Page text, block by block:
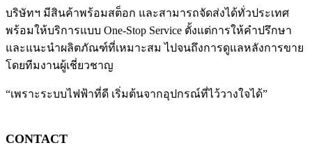
บริษัทฯ มีสินค้าพร้อมสต็อก และสามารถจัดส่งได้ทั่วประเทศ
พร้อมให้บริการแบบ One-Stop Service ตั้งแต่การให้คำปรึกษา
และแนะนำผลิตภัณฑ์ที่เหมาะสม ไปจนถึงการดูแลหลังการขาย
โดยทีมงานผู้เชี่ยวชาญ
“เพราะระบบไฟฟ้าที่ดี เริ่มต้นจากอุปกรณ์ที่ไว้วางใจได้”
CONTACT